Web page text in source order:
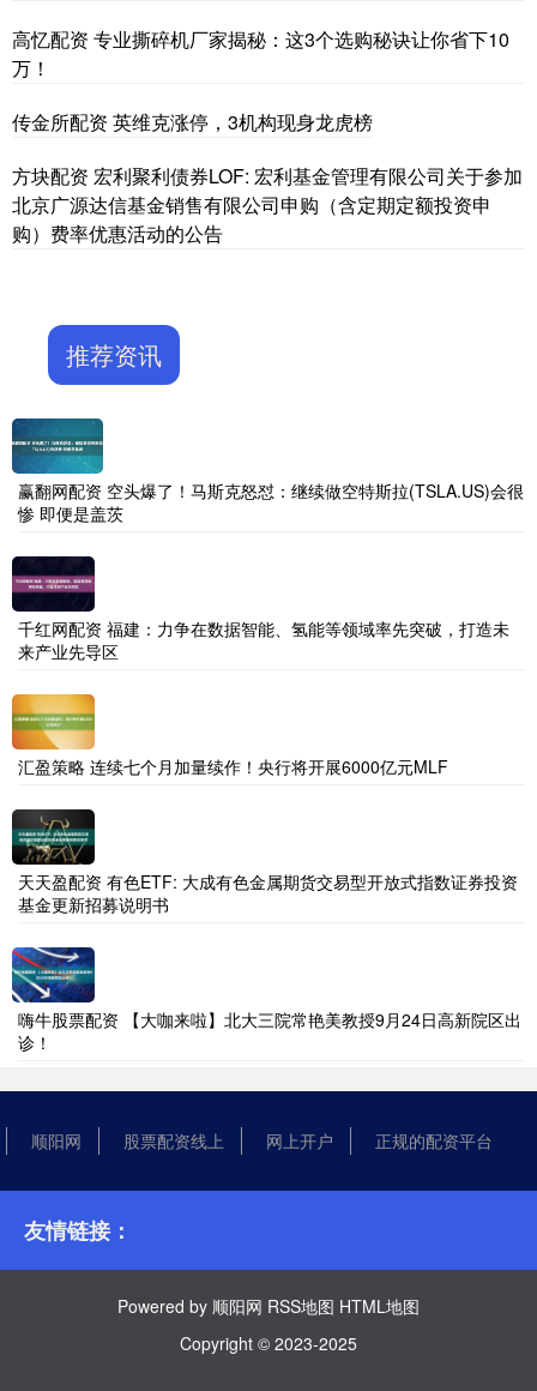
高忆配资 专业撕碎机厂家揭秘：这3个选购秘诀让你省下10
万！
传金所配资 英维克涨停，3机构现身龙虎榜
方块配资 宏利聚利债券LOF: 宏利基金管理有限公司关于参加
北京广源达信基金销售有限公司申购（含定期定额投资申
购）费率优惠活动的公告
推荐资讯
赢翻网配资 空头爆了！马斯克怒怼：继续做空特斯拉(TSLA.US)会很
惨 即便是盖茨
千红网配资 福建：力争在数据智能、氢能等领域率先突破，打造未
来产业先导区
汇盈策略 连续七个月加量续作！央行将开展6000亿元MLF
天天盈配资 有色ETF: 大成有色金属期货交易型开放式指数证券投资
基金更新招募说明书
嗨牛股票配资 【大咖来啦】北大三院常艳美教授9月24日高新院区出
诊！
顺阳网 股票配资线上 网上开户 正规的配资平台
友情链接：
Powered by 顺阳网 RSS地图 HTML地图
Copyright © 2023-2025